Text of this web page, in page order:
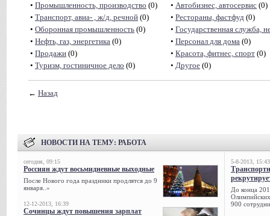
• Промышленность, производство (0) • Автобизнес, автосервис (0)
• Транспорт, авиа- , ж/д, речной (0) • Рестораны, фастфуд (0)
• Оборонная промышленность (0) • Государственная служба,
• Нефть, газ, энергетика (0) • Персонал для дома (0)
• Продажи (0) • Красота, фитнес, спорт (0)
• Туризм, гостиничное дело (0) • Другое (0)
← Назад
НОВОСТИ НА ТЕМУ: РАБОТА
сегодня, 09:15
Россиян ждут восьмидневные выходные
После Нового года праздники продлятся до 9
января..»
12-12-2013, 16:39
Сочинцы ждут повышения зарплат
5-8-2013, 15:43
До конца
900